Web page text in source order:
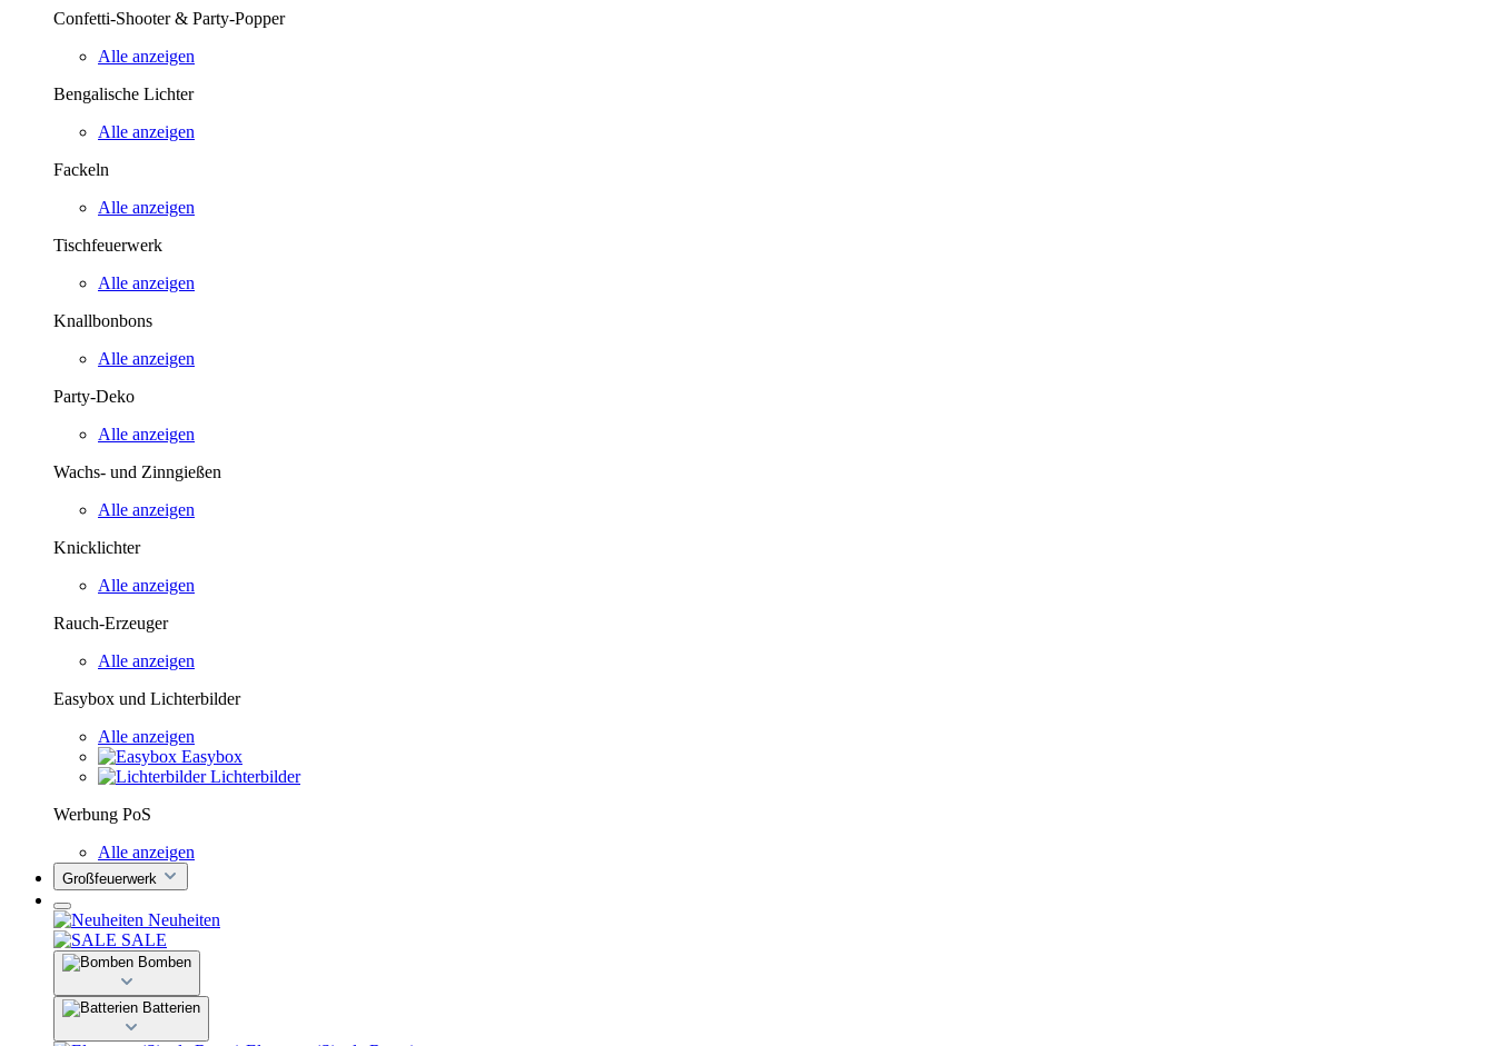
Confetti-Shooter & Party-Popper
Alle anzeigen
Bengalische Lichter
Alle anzeigen
Fackeln
Alle anzeigen
Tischfeuerwerk
Alle anzeigen
Knallbonbons
Alle anzeigen
Party-Deko
Alle anzeigen
Wachs- und Zinngießen
Alle anzeigen
Knicklichter
Alle anzeigen
Rauch-Erzeuger
Alle anzeigen
Easybox und Lichterbilder
Alle anzeigen
Easybox
Lichterbilder
Werbung PoS
Alle anzeigen
Großfeuerwerk
Neuheiten
SALE
Bomben
Batterien